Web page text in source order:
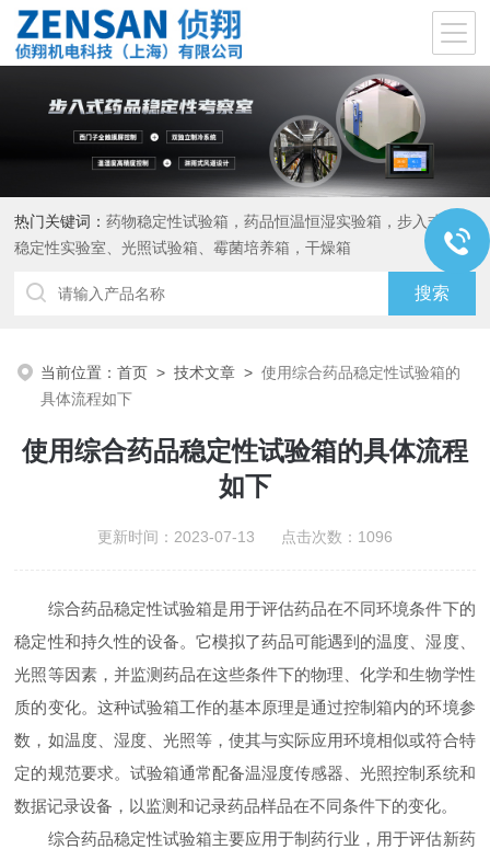
热门关键词：药物稳定性试验箱，药品恒温恒湿实验箱，步入式药品
稳定性实验室、光照试验箱、霉菌培养箱，干燥箱
当前位置：首页 >技术文章 >使用综合药品稳定性试验箱的
具体流程如下
使用综合药品稳定性试验箱的具体流程
如下
更新时间：2023-07-13 点击次数：1096
综合药品稳定性试验箱是用于评估药品在不同环境条件下的
稳定性和持久性的设备。它模拟了药品可能遇到的温度、湿度、
光照等因素，并监测药品在这些条件下的物理、化学和生物学性
质的变化。这种试验箱工作的基本原理是通过控制箱内的环境参
数，如温度、湿度、光照等，使其与实际应用环境相似或符合特
定的规范要求。试验箱通常配备温湿度传感器、光照控制系统和
数据记录设备，以监测和记录药品样品在不同条件下的变化。
综合药品稳定性试验箱主要应用于制药行业，用于评估新药